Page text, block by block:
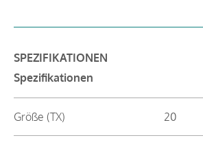
SPEZIFIKATIONEN
Spezifikationen
Größe (TX) 20